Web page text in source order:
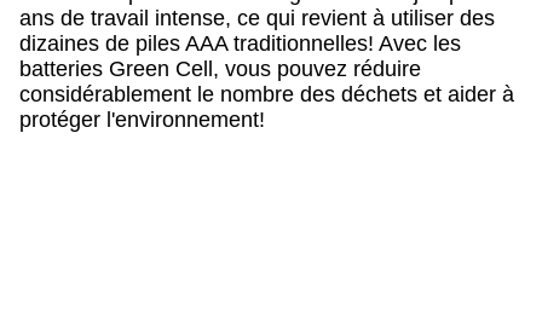
ans de travail intense, ce qui revient à utiliser des
dizaines de piles AAA traditionnelles! Avec les
batteries Green Cell, vous pouvez réduire
considérablement le nombre des déchets et aider à
protéger l'environnement!